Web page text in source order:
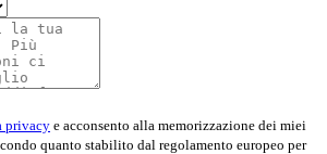
privacy e acconsento alla memorizzazione dei miei
quanto stabilito dal regolamento europeo per